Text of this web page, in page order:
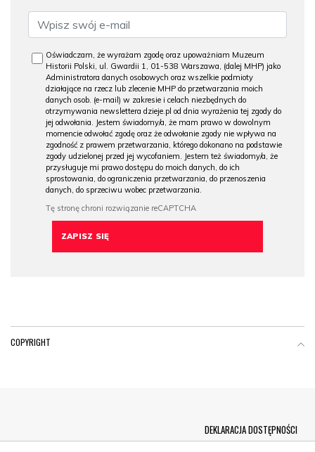
Oświadczam, że wyrażam zgodę oraz upoważniam Muzeum
Historii Polski, ul. Gwardii 1, 01-538 Warszawa, (dalej MHP) jako
Administratora danych osobowych oraz wszelkie podmioty
działające na rzecz lub zlecenie MHP do przetwarzania moich
danych osob. (e-mail) w zakresie i celach niezbędnych do
otrzymywania newslettera dzieje.pl od dnia wyrażenia tej zgody do
jej odwołania. Jestem świadomy/a, że mam prawo w dowolnym
momencie odwołać zgodę oraz że odwołanie zgody nie wpływa na
zgodność z prawem przetwarzania, którego dokonano na podstawie
zgody udzielonej przed jej wycofaniem. Jestem też świadomy/a, że
przysługuje mi prawo dostępu do moich danych, do ich
sprostowania, do ograniczenia przetwarzania, do przenoszenia
danych, do sprzeciwu wobec przetwarzania.
COPYRIGHT
DEKLARACJA DOSTĘPNOŚCI